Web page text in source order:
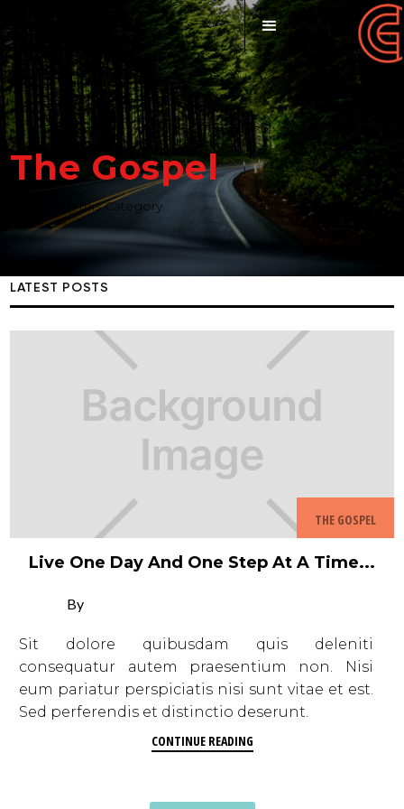
The Gospel
Posts with this Category
LATEST POSTS
THE GOSPEL
Live One Day And One Step At A Time...
By
Sit dolore quibusdam quis deleniti
consequatur autem praesentium non. Nisi
eum pariatur perspiciatis nisi sunt vitae et est.
Sed perferendis et distinctio deserunt.
CONTINUE READING